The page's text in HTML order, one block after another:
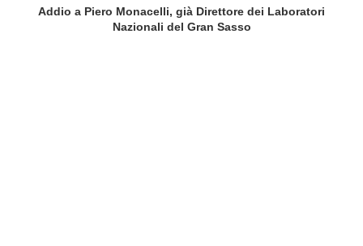
Addio a Piero Monacelli, già Direttore dei Laboratori
Nazionali del Gran Sasso